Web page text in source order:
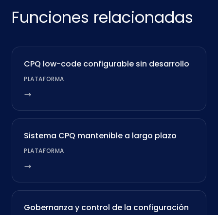
Funciones relacionadas
CPQ low-code configurable sin desarrollo
PLATAFORMA
Sistema CPQ mantenible a largo plazo
PLATAFORMA
Gobernanza y control de la configuración